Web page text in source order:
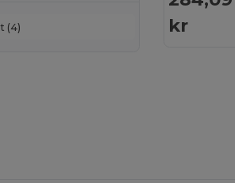
Brand
(4)
kr